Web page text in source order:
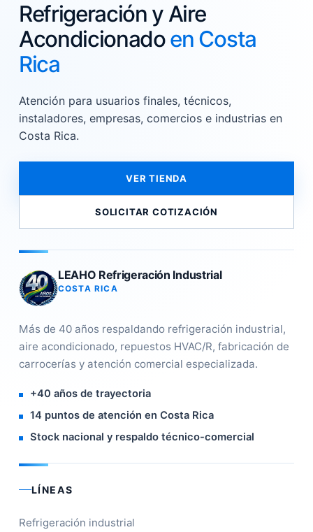
Refrigeración y Aire
Acondicionadoen Costa
Rica
Atención para usuarios finales, técnicos,
instaladores, empresas, comercios e industrias en
Costa Rica.
VER TIENDA
SOLICITAR COTIZACIÓN
LEAHO Refrigeración Industrial
COSTA RICA
Más de 40 años respaldando refrigeración industrial,
aire acondicionado, repuestos HVAC/R, fabricación de
carrocerías y atención comercial especializada.
+40 años de trayectoria
14 puntos de atención en Costa Rica
Stock nacional y respaldo técnico-comercial
LÍNEAS
Refrigeración industrial